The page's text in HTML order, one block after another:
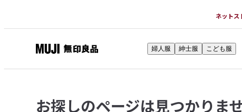
ネットス
印
品
ネ
婦人服 紳士服 こども服
お探しのページは見つかりま